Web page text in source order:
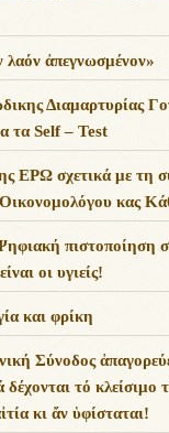
ἀπεγνωσμένον»
Διαμαρτυρίας
τα Self – Test
ΕΡΩ σχετικά με τη
κας
πιστοποίηση
οι υγιείς!
και φρίκη
Σύνοδος
δέχονται τό
κι ἄν ὑφίσταται!